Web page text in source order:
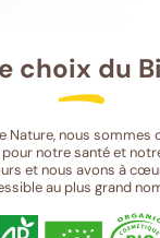
choix du
Nature, nous sommes
notre santé et
et nous avons à
au plus grand